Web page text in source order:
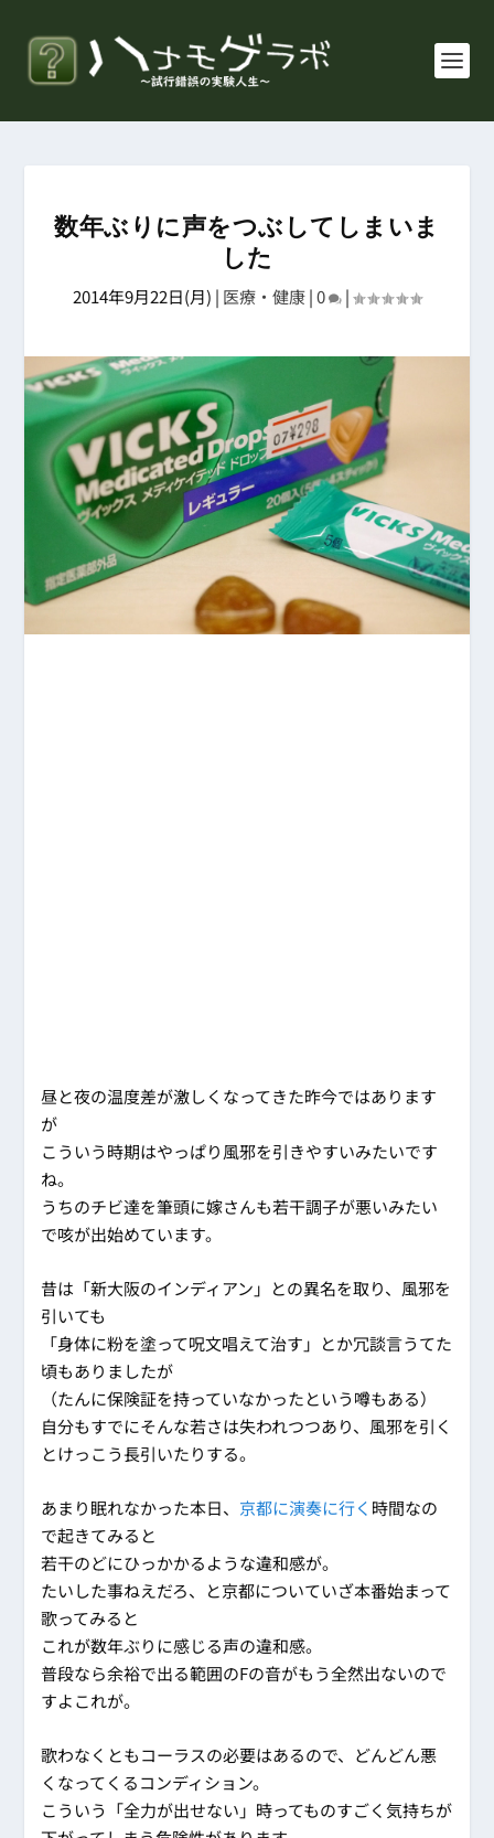
数年ぶりに声をつぶしてしまいま
した
2014年9月22日(月) | 医療・健康|0 |
昼と夜の温度差が激しくなってきた昨今ではあります
が
こういう時期はやっぱり風邪を引きやすいみたいです
ね。
うちのチビ達を筆頭に嫁さんも若干調子が悪いみたい
で咳が出始めています。
昔は「新大阪のインディアン」との異名を取り、風邪を
引いても
「身体に粉を塗って呪文唱えて治す」とか冗談言うてた
頃もありましたが
（たんに保険証を持っていなかったという噂もある）
自分もすでにそんな若さは失われつつあり、風邪を引く
とけっこう長引いたりする。
あまり眠れなかった本日、 京都に演奏に行く 時間なの
で起きてみると
若干のどにひっかかるような違和感が。
たいした事ねえだろ、と京都についていざ本番始まって
歌ってみると
これが数年ぶりに感じる声の違和感。
普段なら余裕で出る範囲のFの音がもう全然出ないので
すよこれが。
歌わなくともコーラスの必要はあるので、どんどん悪
くなってくるコンディション。
こういう「全力が出せない」時ってものすごく気持ちが